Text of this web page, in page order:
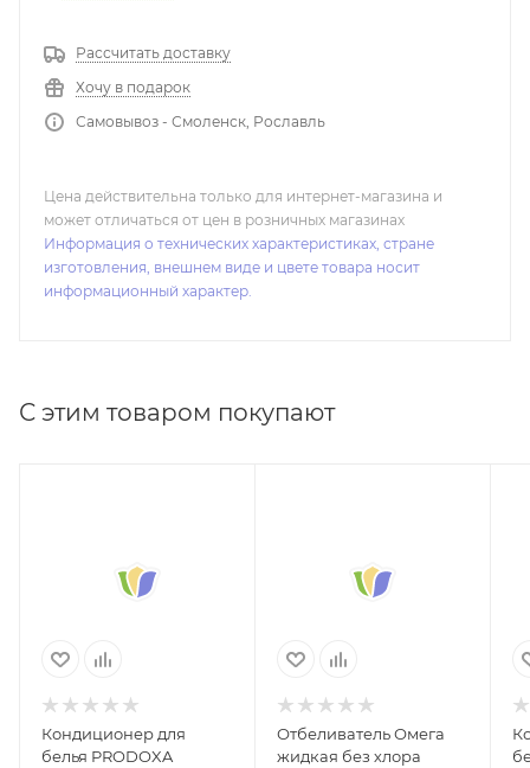
Рассчитать доставку
Хочу в подарок
Самовывоз - Смоленск, Рославль
Цена действительна только для интернет-магазина и
может отличаться от цен в розничных магазинах
Информация о технических характеристиках, стране
изготовления, внешнем виде и цвете товара носит
информационный характер.
С этим товаром покупают
Кондиционер для
белья PRODOXA
Отбеливатель Омега
жидкая без хлора